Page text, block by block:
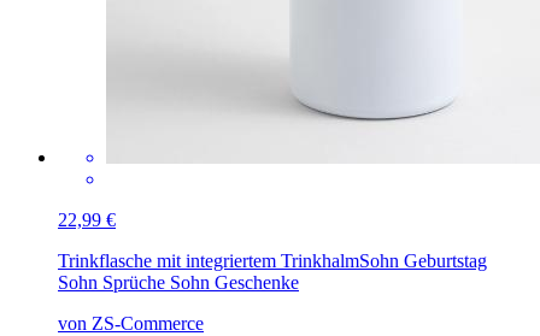
22,99 €
Trinkflasche mit integriertem TrinkhalmSohn Geburtstag
Sohn Sprüche Sohn Geschenke
von ZS-Commerce